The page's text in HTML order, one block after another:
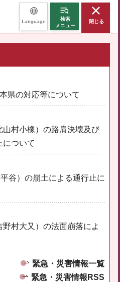
Language
検索
メニュー
閉じる
県の対応等について
山村小橡）の路肩決壊及び
について
谷）の崩土による通行止に
村大又）の法面崩落によ
緊急・災害情報一覧
緊急・災害情報RSS